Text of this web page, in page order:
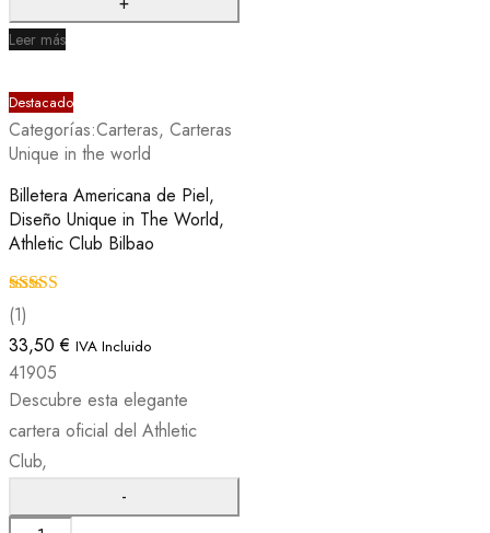
Leer más
Destacado
Categorías:Carteras, Carteras
Unique in the world
Billetera Americana de Piel,
Diseño Unique in The World,
Athletic Club Bilbao
Valorado con
5.00
(1)
33,50€ IVA Incluido
41905
Descubre esta elegante
cartera oficial del Athletic
Club,